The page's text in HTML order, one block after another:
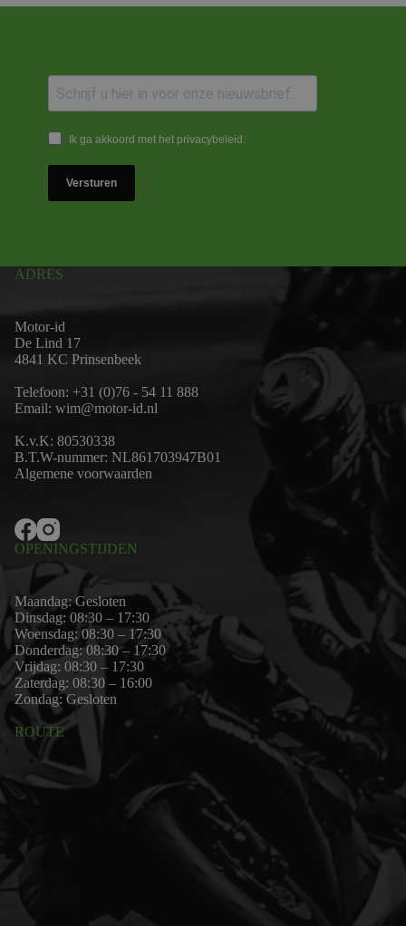
Ik ga akkoord met het privacybeleid.
Versturen
ADRES
Motor-id
De Lind 17
4841 KC Prinsenbeek
Telefoon: +31 (0)76 - 54 11 888
Email: wim@motor-id.nl
K.v.K: 80530338
B.T.W-nummer: NL861703947B01
Algemene voorwaarden
OPENINGSTIJDEN
Maandag: Gesloten
Dinsdag: 08:30 – 17:30
Woensdag: 08:30 – 17:30
Donderdag: 08:30 – 17:30
Vrijdag: 08:30 – 17:30
Zaterdag: 08:30 – 16:00
Zondag: Gesloten
ROUTE